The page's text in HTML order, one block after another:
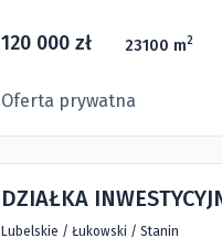
120 000 zł 23100 m2
Oferta prywatna
DZIAŁKA
Lubelskie / Łukowski / Stanin